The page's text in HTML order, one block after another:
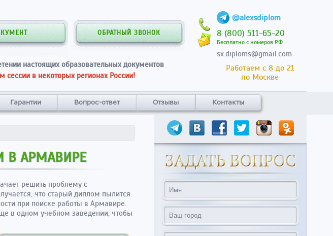
@alexsdiplom
8 (800) 511-65-20
Бесплатно с номеров РФ
sx.diploms@gmail.com
Работаем с 8 до 21
по Москве
ОБРАТНЫЙ ЗВОНОК
настоящих образовательных документов
сессии в некоторых регионах России!
Гарантии Вопрос-ответ Отзывы Контакты
В АРМАВИРЕ
решить проблему с
что старый диплом пылится
при поиске работы в Армавире.
в одном учебном заведении, чтобы